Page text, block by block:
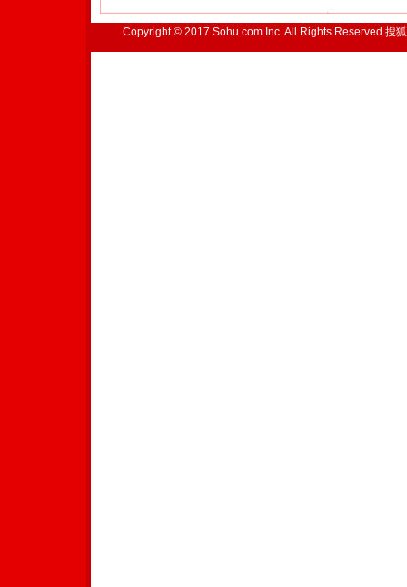
Copyright © 2017 Sohu.com Inc. All Rights Reserved.搜